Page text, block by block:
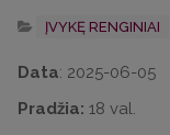
ĮVYKĘ RENGINIAI
Data: 2025-06-05
Pradžia: 18 val.